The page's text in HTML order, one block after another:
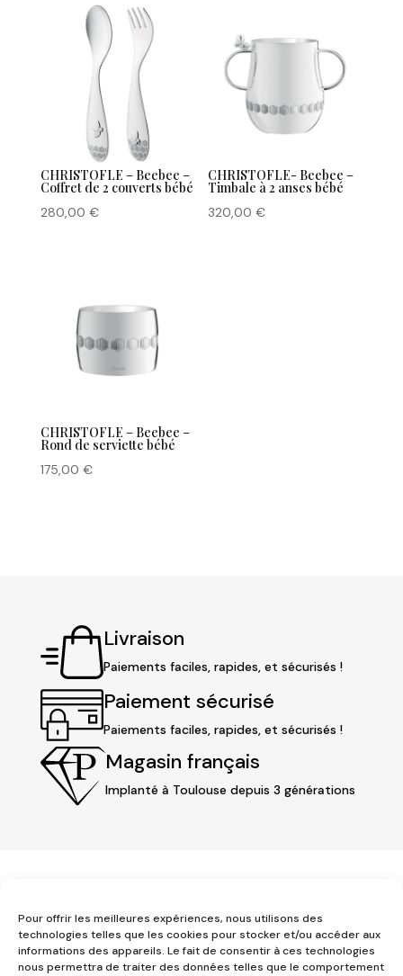
Pour offrir les meilleures expériences, nous utilisons des
technologies telles que les cookies pour stocker et/ou accéder aux
informations des appareils. Le fait de consentir à ces technologies
nous permettra de traiter des données telles que le comportement
CHRISTOFLE – Beebee –
Coffret de 2 couverts bébé
280,00 €
CHRISTOFLE- Beebee –
Timbale à 2 anses bébé
320,00€
CHRISTOFLE – Beebee –
Rond de serviette bébé
175,00 €
Livraison
Paiements faciles, rapides, et sécurisés !
Paiement sécurisé
Paiements faciles, rapides, et sécurisés !
Magasin français
Implanté à Toulouse depuis 3 générations
3 place Jeanne d'Arc